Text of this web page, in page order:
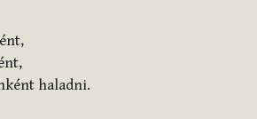
haladni.